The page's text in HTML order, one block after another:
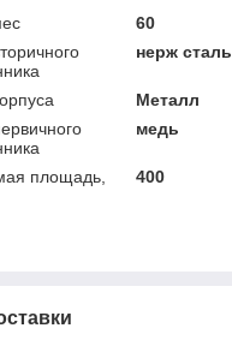
60
нерж сталь
Металл
медь
площадь,
400